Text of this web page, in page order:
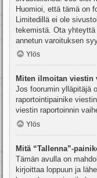
Huomioi, että tämä on
Limitedillä ei ole
tekemistä. Ota
annetun varoituksen
Ylös
Miten ilmoitan viestin
Jos foorumin ylläpitäjä
raportointipainike
viestin raportoinnin
Ylös
Mitä “Tallenna”-
Tämän avulla on
kirjoittaa loppuun ja